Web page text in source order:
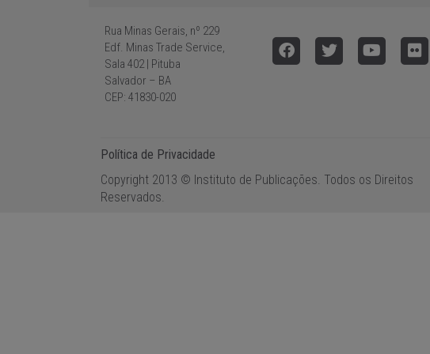
Rua Minas Gerais, nº 229
Edf. Minas Trade Service,
Sala 402 | Pituba
Salvador – BA
CEP: 41830-020
Política de Privacidade
Copyright 2013 © Instituto de Publicações. Todos os Direitos
Reservados.